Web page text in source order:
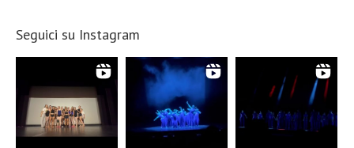
Seguici su Instagram